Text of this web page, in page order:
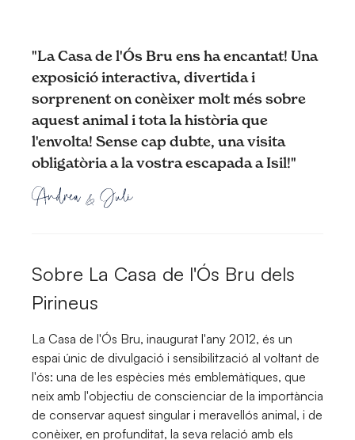
"La Casa de l'Ós Bru ens ha encantat! Una
exposició interactiva, divertida i
sorprenent on conèixer molt més sobre
aquest animal i tota la història que
l'envolta! Sense cap dubte, una visita
obligatòria a la vostra escapada a Isil!"
Sobre La Casa de l'Ós Bru dels
Pirineus
La Casa de l'Ós Bru, inaugurat l'any 2012, és un
espai únic de divulgació i sensibilització al voltant de
l'ós: una de les espècies més emblemàtiques, que
neix amb l'objectiu de conscienciar de la importància
de conservar aquest singular i meravellós animal, i de
conèixer, en profunditat, la seva relació amb els